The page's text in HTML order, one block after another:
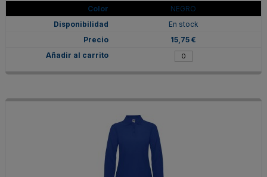
NEGRO
En stock
15,75 €